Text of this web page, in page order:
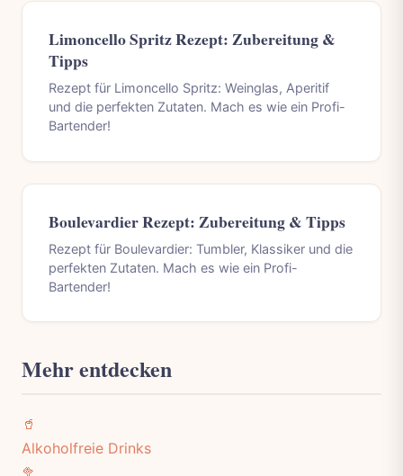
Limoncello Spritz Rezept: Zubereitung &
Tipps
Rezept für Limoncello Spritz: Weinglas, Aperitif
und die perfekten Zutaten. Mach es wie ein Profi-
Bartender!
Boulevardier Rezept: Zubereitung & Tipps
Rezept für Boulevardier: Tumbler, Klassiker und die
perfekten Zutaten. Mach es wie ein Profi-
Bartender!
Mehr entdecken
🥤
Alkoholfreie Drinks